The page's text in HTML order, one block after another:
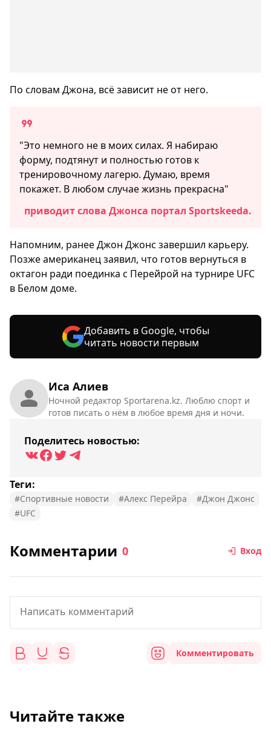
Иса Алиев
Ночной редактор Sportarena.kz. Люблю спорт и
готов писать о нём в любое время дня и ночи.
Поделитесь новостью:
Теги:
#Спортивные новости #Алекс Перейра
#Джон Джонс
#UFC
По словам Джона, всё зависит не от него.
"Это немного не в моих силах. Я набираю
форму, подтянут и полностью готов к
тренировочному лагерю. Думаю, время
покажет. В любом случае жизнь прекрасна"
приводит слова Джонса портал Sportskeeda.
Напомним, ранее Джон Джонс завершил карьеру.
Позже американец заявил, что готов вернуться в
октагон ради поединка с Перейрой на турнире UFC
в Белом доме.
Добавить в Google, чтобы
читать новости первым
Комментарии 0 Вход
Комментировать
Читайте также